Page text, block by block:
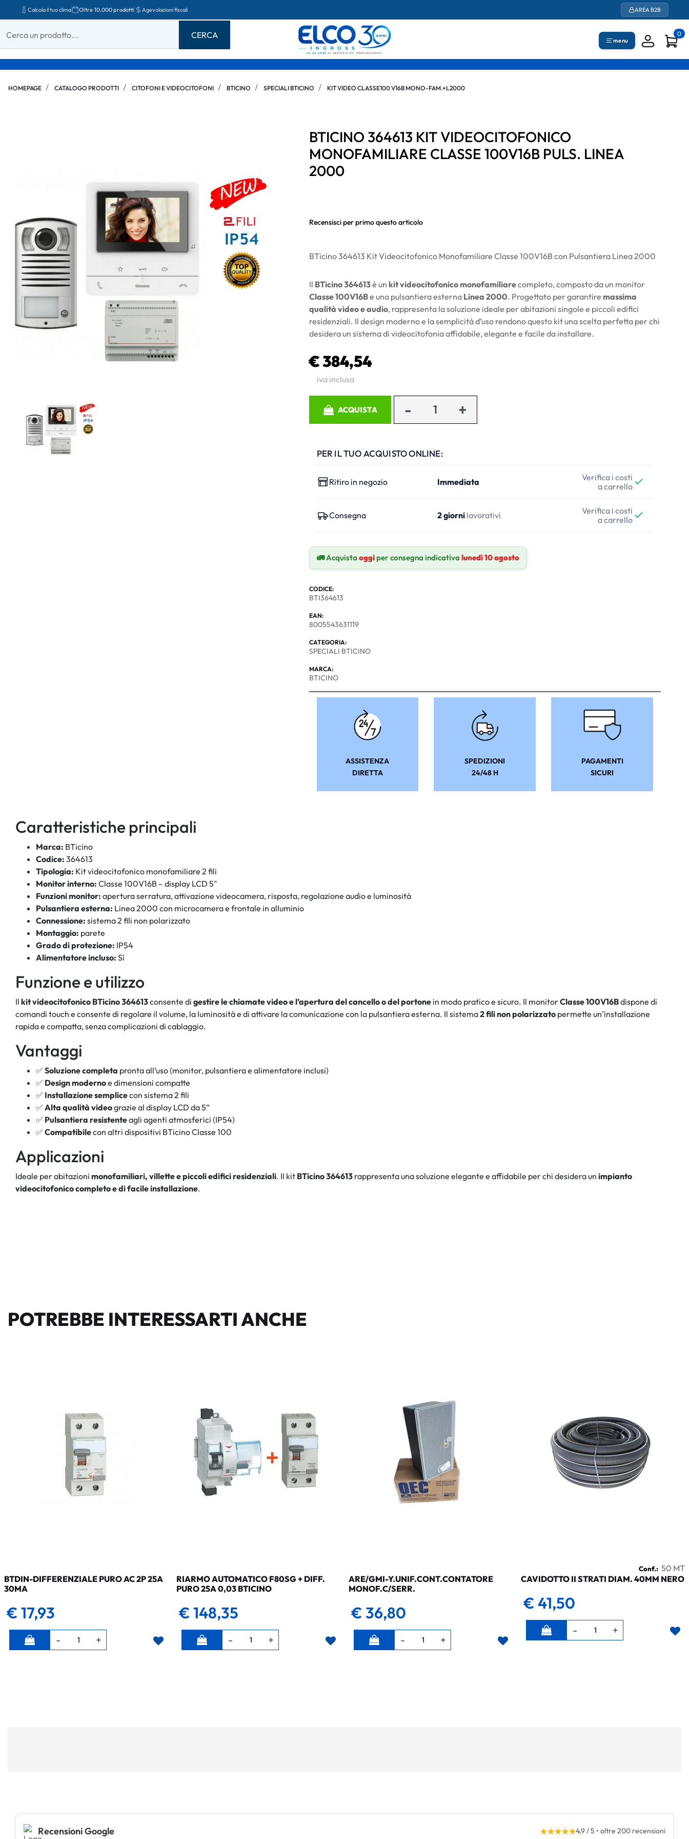
Calcola il tuo clima Oltre 10.000 prodotti Agevolazioni fiscali AREA B2B
menu
0
HOMEPAGE CATALOGO PRODOTTI CITOFONI E VIDEOCITOFONI BTICINO SPECIALI BTICINO KIT VIDEO CLASSE100 V16B MONO-FAM.+L2000
BTICINO 364613 KIT VIDEOCITOFONICO
MONOFAMILIARE CLASSE 100V16B PULS. LINEA
2000
Recensisci per primo questo articolo
BTicino 364613 Kit Videocitofonico Monofamiliare Classe 100V16B con Pulsantiera Linea 2000
Il BTicino 364613è un kit videocitofonico monofamiliarecompleto, composto da un monitor
Classe 100V16Be una pulsantiera esterna Linea 2000. Progettato per garantire massima
qualità video e audio, rappresenta la soluzione ideale per abitazioni singole e piccoli edifici
residenziali. Il design moderno e la semplicità d’uso rendono questo kit una scelta perfetta per chi
desidera un sistema di videocitofonia affidabile, elegante e facile da installare.
€ 384,54
iva inclusa
ACQUISTA
PER IL TUO ACQUISTO ONLINE:
Ritiro in negozio Immediata
Verifica i costi
a carrello
Consegna 2 giornilavorativi
Verifica i costi
a carrello
🚛 Acquista oggiper consegna indicativa lunedì 10 agosto
CODICE:
BTI364613
EAN:
8005543631119
CATEGORIA:
SPECIALI BTICINO
MARCA:
BTICINO
ASSISTENZA
DIRETTA
SPEDIZIONI
24/48 H
PAGAMENTI
SICURI
Caratteristiche principali
Marca: BTicino
Codice: 364613
Tipologia: Kit videocitofonico monofamiliare 2 fili
Monitor interno: Classe 100V16B – display LCD 5"
Funzioni monitor: apertura serratura, attivazione videocamera, risposta, regolazione audio e luminosità
Pulsantiera esterna: Linea 2000 con microcamera e frontale in alluminio
Connessione: sistema 2 fili non polarizzato
Montaggio: parete
Grado di protezione: IP54
Alimentatore incluso: Sì
Funzione e utilizzo
Il kit videocitofonico BTicino 364613consente di gestire le chiamate video e l’apertura del cancello o del portone in modo pratico e sicuro. Il monitorClasse 100V16Bdispone di
comandi touch e consente di regolare il volume, la luminosità e di attivare la comunicazione con la pulsantiera esterna. Il sistema2 fili non polarizzato permette un’installazione
rapida e compatta, senza complicazioni di cablaggio.
Vantaggi
✅ Soluzione completa pronta all’uso (monitor, pulsantiera e alimentatore inclusi)
✅ Design modernoe dimensioni compatte
✅ Installazione semplicecon sistema 2 fili
✅ Alta qualità videograzie al display LCD da 5”
✅ Pulsantiera resistenteagli agenti atmosferici (IP54)
✅ Compatibilecon altri dispositivi BTicino Classe 100
Applicazioni
Ideale per abitazioni monofamiliari, villette e piccoli edifici residenziali. Il kit BTicino 364613 rappresenta una soluzione elegante e affidabile per chi desidera un impianto
videocitofonico completo e di facile installazione.
POTREBBE INTERESSARTI ANCHE
BTDIN-DIFFERENZIALE PURO AC 2P 25A
30MA
€ 17,93
Quantità
RIARMO AUTOMATICO F80SG + DIFF.
PURO 25A 0,03 BTICINO
€ 148,35
Quantità
ARE/GMI-Y.UNIF.CONT.CONTATORE
MONOF.C/SERR.
€ 36,80
Quantità
Conf.: 50 MT
CAVIDOTTO II STRATI DIAM. 40MM NERO
€ 41,50
Quantità
Recensioni Google ★★★★★4,9 / 5 • oltre 200 recensioni